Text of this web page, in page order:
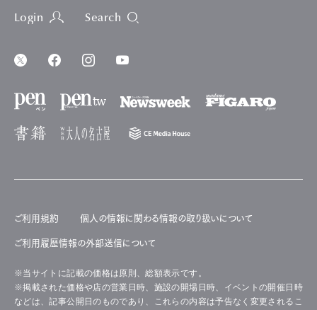
Login Search
ご利用規約 個人の情報に関わる情報の取り扱いについて
ご利用履歴情報の外部送信について
※当サイトに記載の価格は原則、総額表示です。
※掲載された価格や店の営業日時、施設の開場日時、イベントの開催日時
などは、記事公開日のものであり、これらの内容は予告なく変更されるこ